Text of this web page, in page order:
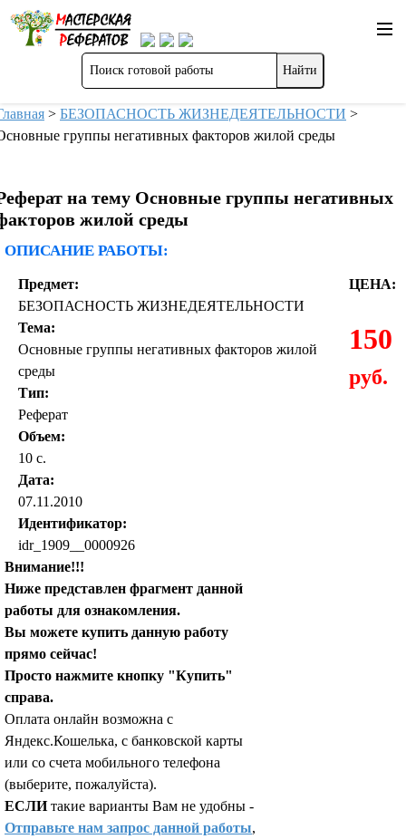
> БЕЗОПАСНОСТЬ ЖИЗНЕДЕЯТЕЛЬНОСТИ >
группы негативных факторов жилой среды
на тему Основные группы негативных
жилой среды
ОПИСАНИЕ РАБОТЫ:
Предмет:
БЕЗОПАСНОСТЬ ЖИЗНЕДЕЯТЕЛЬНОСТИ
Тема:
Основные группы негативных факторов жилой
среды
Тип:
Реферат
Объем:
10 с.
Дата:
07.11.2010
Идентификатор:
idr_1909__0000926
ЦЕНА:
150
руб.
Внимание!!!
Ниже представлен фрагмент данной
работы для ознакомления.
Вы можете купить данную работу
прямо сейчас!
Просто нажмите кнопку "Купить"
справа.
Оплата онлайн возможна с
Яндекс.Кошелька, с банковской карты
или со счета мобильного телефона
(выберите, пожалуйста).
ЕСЛИтакие варианты Вам не удобны -
Отправьте нам запрос данной работы,